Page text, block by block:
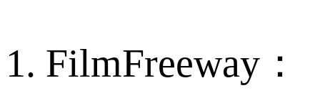
1. FilmFreeway：